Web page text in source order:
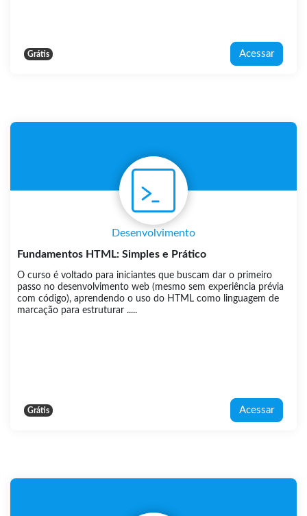
Grátis Acessar
Desenvolvimento
Fundamentos HTML: Simples e Prático
O curso é voltado para iniciantes que buscam dar o primeiro
passo no desenvolvimento web (mesmo sem experiência prévia
com código), aprendendo o uso do HTML como linguagem de
marcação para estruturar .....
Grátis Acessar